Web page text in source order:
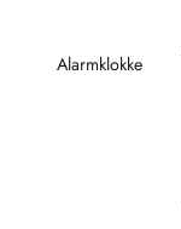
Alarmklokke